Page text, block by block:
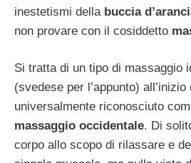
inestetismi della buccia
non provare con il cosiddetto
Si tratta di un tipo di massaggio
(svedese per l’appunto)
universalmente riconosciuto
massaggio occidentale. Di
corpo allo scopo di rilassare e